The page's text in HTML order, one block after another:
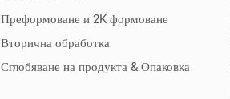
Преформоване и 2K формоване
Вторична обработка
Сглобяване на продукта & Опаковка